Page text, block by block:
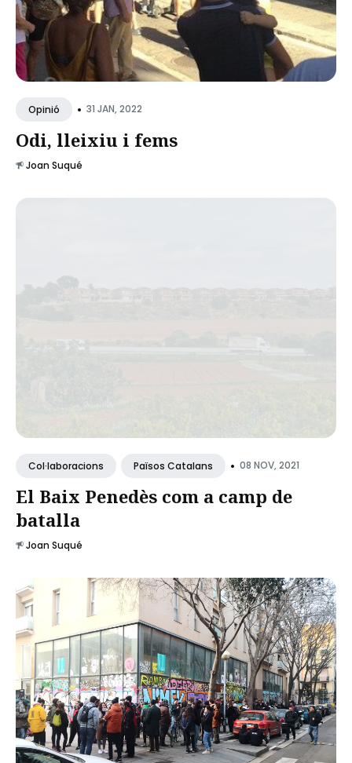
Opinió • 31 JAN, 2022
Odi, lleixiu i fems
Joan Suqué
Col·laboracions Països Catalans • 08 NOV, 2021
El Baix Penedès com a camp de
batalla
Joan Suqué